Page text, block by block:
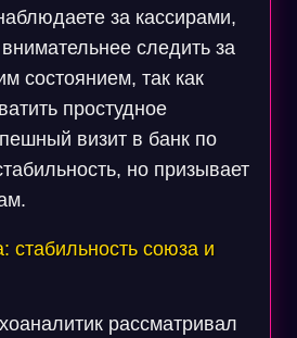
за кассирами,
следить за
состоянием, так как
простудное
визит в банк по
но призывает
стабильность союза и
рассматривал